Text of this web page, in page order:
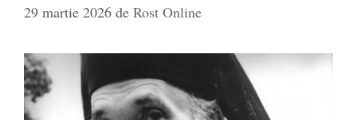
29 martie 2026 de Rost Online